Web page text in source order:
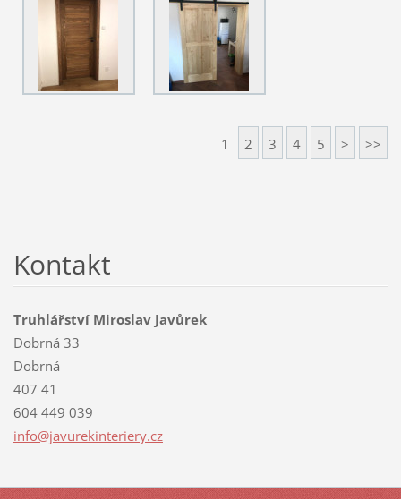
1 2 3 4 5 > >>
Kontakt
Truhlářství Miroslav Javůrek
Dobrná 33
Dobrná
407 41
604 449 039
info@javurekinteriery.cz